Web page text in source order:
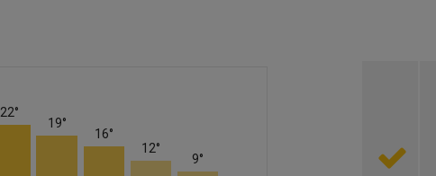
22°
19°
16°
12°
9°